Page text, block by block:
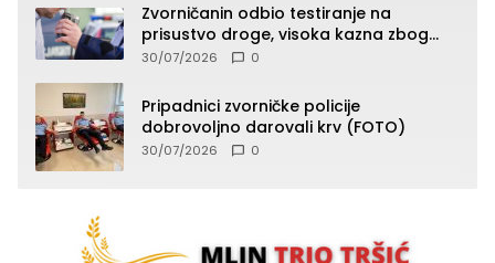
Zvorničanin odbio testiranje na
prisustvo droge, visoka kazna zbog
kršenja Zakona o osnovama
30/07/2026 0
Pripadnici zvorničke policije
dobrovoljno darovali krv (FOTO)
30/07/2026 0